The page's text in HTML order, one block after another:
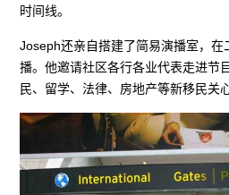
时间线。
Joseph还亲自搭建了简易演播室，在
播。他邀请社区各行各业代表走进节
民、留学、法律、房地产等新移民关